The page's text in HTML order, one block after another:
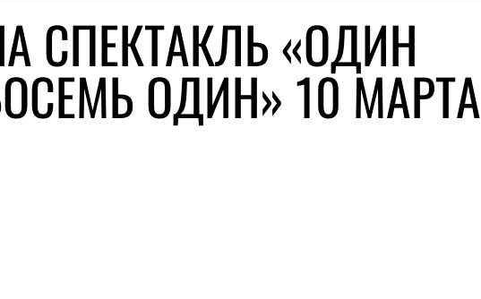
СПЕКТАКЛЬ «ОДИН
ОДИН» 10 МАРТА